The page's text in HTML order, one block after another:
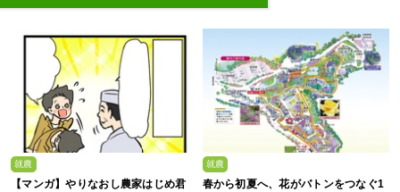
就農
【マンガ】やりなおし農家はじめ君
就農
春から初夏へ、花がバトンをつなぐ1